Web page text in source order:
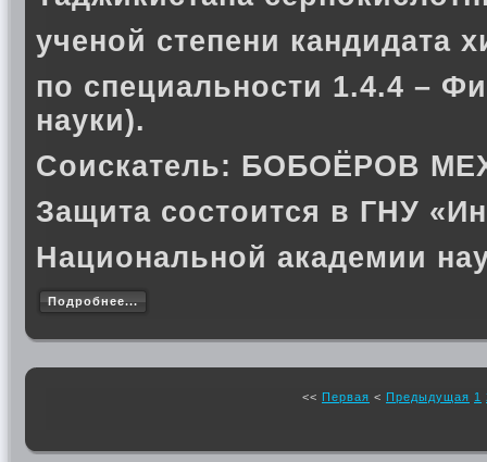
ученой степени кандидата
по специальности 1.4.4 –
науки).
Соискатель: БОБОЁРОВ
Защита состоится в ГНУ
Национальной академии
Подробнее...
<< Первая < Предыдущая 1